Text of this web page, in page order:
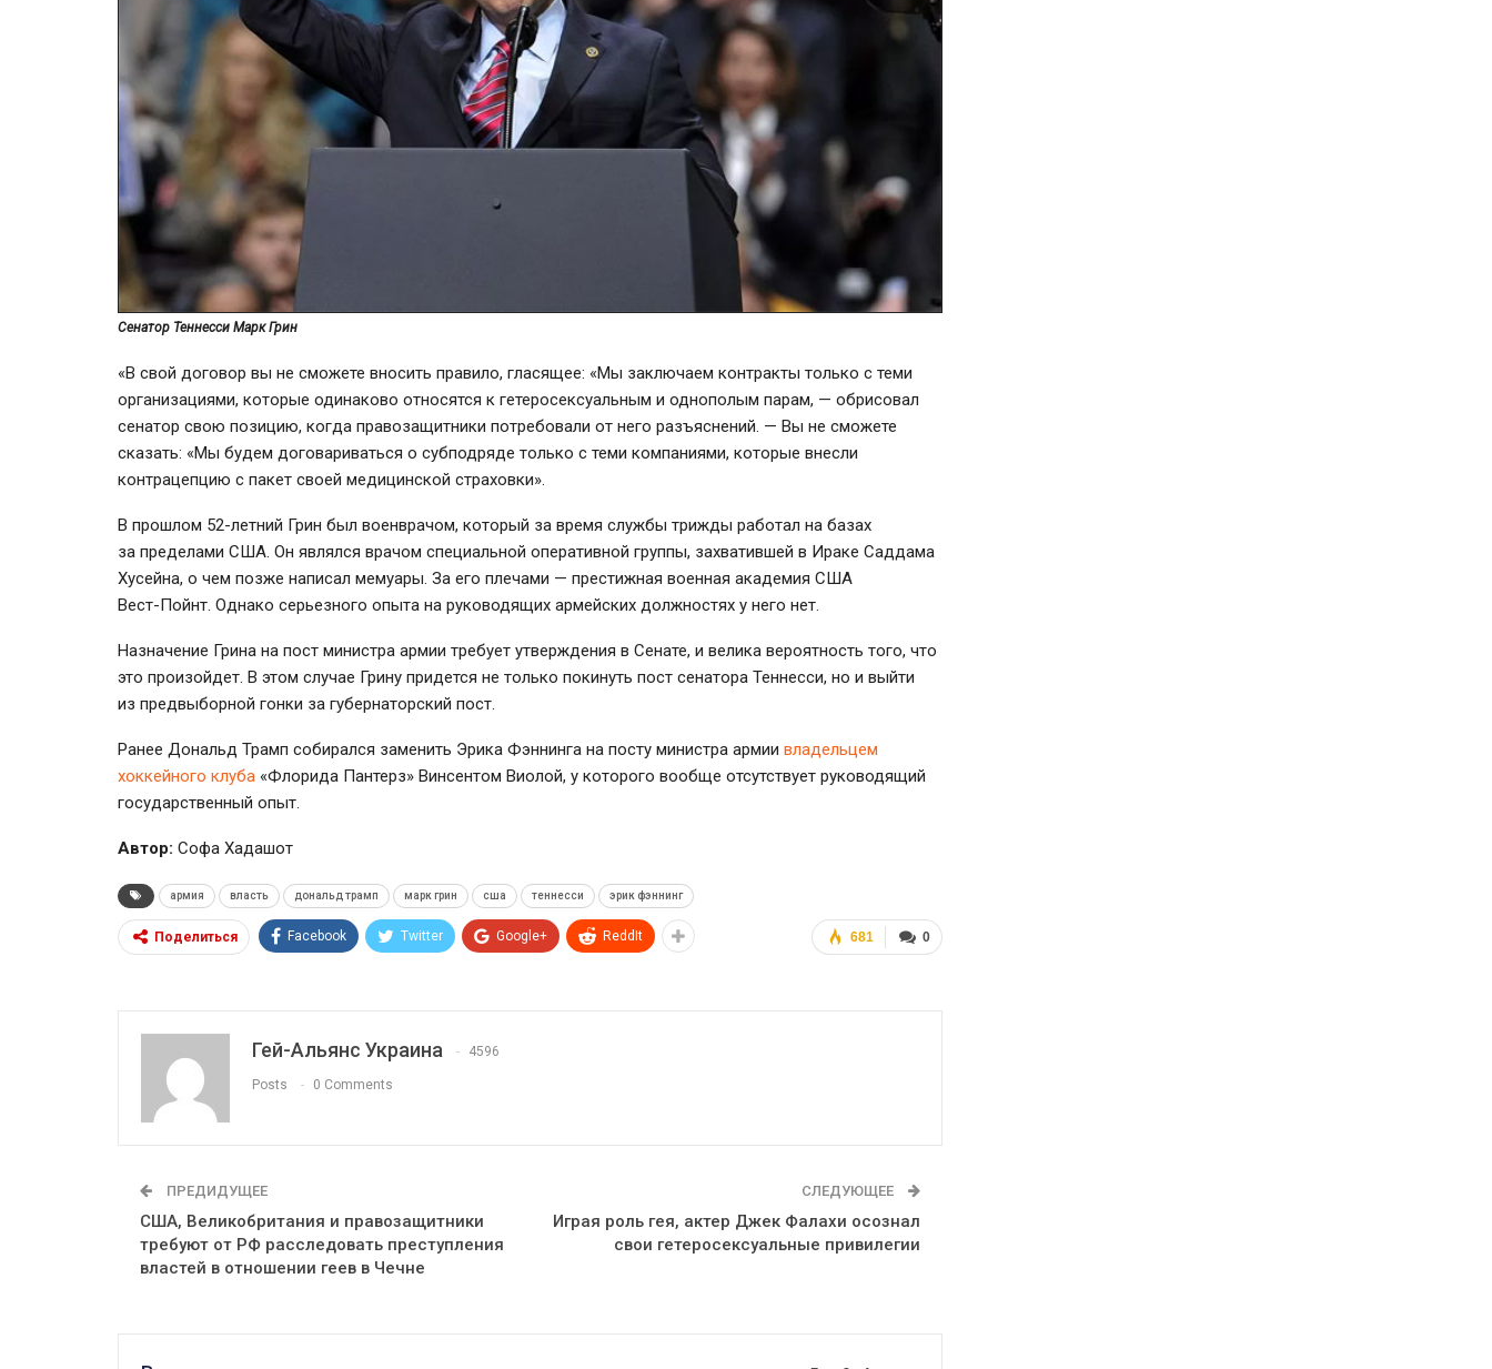
Сенатор Теннесси Марк Грин
«В свой договор вы не сможете вносить правило, гласящее: «Мы заключаем контракты только с теми
организациями, которые одинаково относятся к гетеросексуальным и однополым парам, — обрисовал
сенатор свою позицию, когда правозащитники потребовали от него разъяснений. — Вы не сможете
сказать: «Мы будем договариваться о субподряде только с теми компаниями, которые внесли
контрацепцию с пакет своей медицинской страховки».
В прошлом 52-летний Грин был военврачом, который за время службы трижды работал на базах
за пределами США. Он являлся врачом специальной оперативной группы, захватившей в Ираке Саддама
Хусейна, о чем позже написал мемуары. За его плечами — престижная военная академия США
Вест-Пойнт. Однако серьезного опыта на руководящих армейских должностях у него нет.
Назначение Грина на пост министра армии требует утверждения в Сенате, и велика вероятность того, что
это произойдет. В этом случае Грину придется не только покинуть пост сенатора Теннесси, но и выйти
из предвыборной гонки за губернаторский пост.
Ранее Дональд Трамп собирался заменить Эрика Фэннинга на посту министра армии владельцем
хоккейного клуба «Флорида Пантерз» Винсентом Виолой, у которого вообще отсутствует руководящий
государственный опыт.
Автор: Софа Хадашот
армия власть дональд трамп марк грин сша теннесси эрик фэннинг
0
681
Поделиться Facebook Twitter Google+ ReddIt
Гей-Альянс Украина 4596
Posts 0 Comments
ПРЕДИДУЩЕЕ
США, Великобритания и правозащитники
требуют от РФ расследовать преступления
властей в отношении геев в Чечне
СЛЕДУЮЩЕЕ
Играя роль гея, актер Джек Фалахи осознал
свои гетеросексуальные привилегии